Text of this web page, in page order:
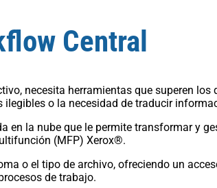
Central
necesita herramientas que superen
o la necesidad de traducir
en la nube que le permite transformar y
(MFP) Xerox®.
o el tipo de archivo, ofreciendo un
de trabajo.